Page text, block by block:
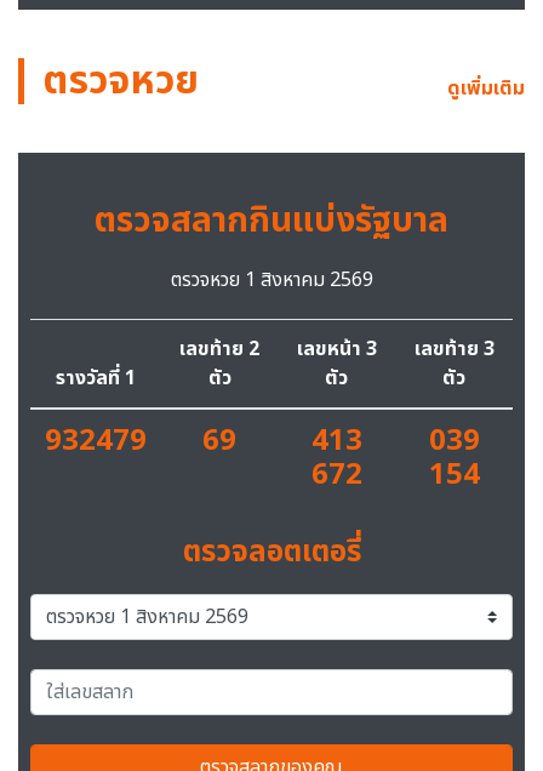
ตรวจหวย ดูเพิ่มเติม
ตรวจสลากกินแบ่งรัฐบาล
ตรวจหวย 1 สิงหาคม 2569
รางวัลที่ 1
เลขท้าย 2
ตัว
เลขหน้า 3
ตัว
เลขท้าย 3
ตัว
932479 69 413
672
039
154
ตรวจลอตเตอรี่